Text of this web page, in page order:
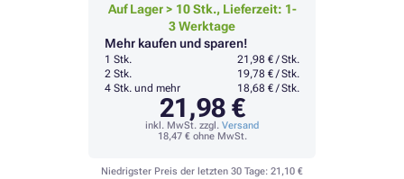
Auf Lager > 10 Stk., Lieferzeit: 1-
3 Werktage
Mehr kaufen und sparen!
1 Stk.
21,98 € / Stk.
2 Stk.
19,78 € / Stk.
4 Stk. und mehr
18,68 € / Stk.
21,98 €
inkl. MwSt. zzgl. Versand
18,47 €ohne MwSt.
Niedrigster Preis der letzten 30 Tage: 21,10 €